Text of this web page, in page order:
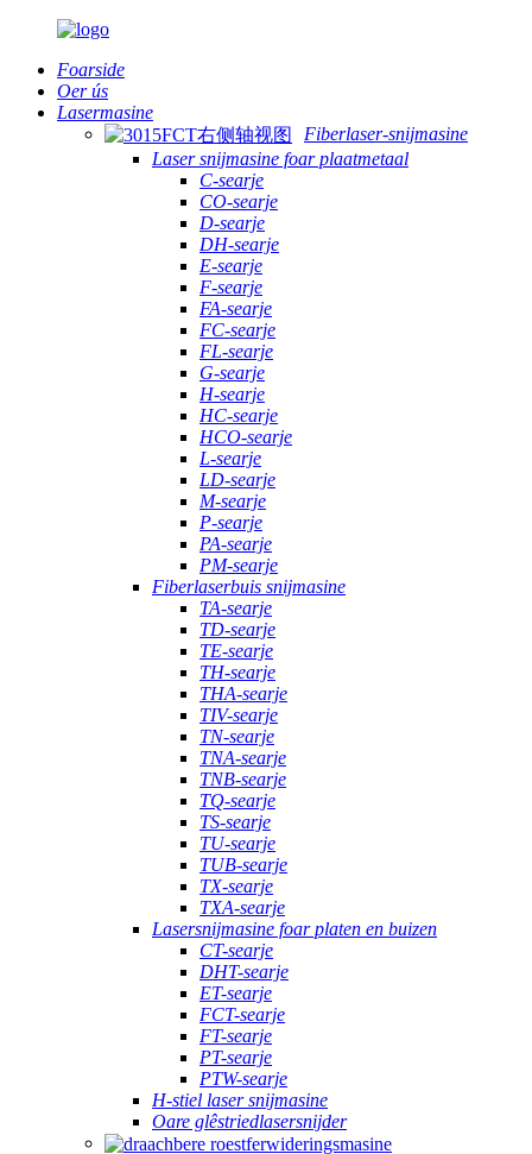
Foarside
Oer ús
Lasermasine
Fiberlaser-snijmasine
Laser snijmasine foar plaatmetaal
C-searje
CO-searje
D-searje
DH-searje
E-searje
F-searje
FA-searje
FC-searje
FL-searje
G-searje
H-searje
HC-searje
HCO-searje
L-searje
LD-searje
M-searje
P-searje
PA-searje
PM-searje
Fiberlaserbuis snijmasine
TA-searje
TD-searje
TE-searje
TH-searje
THA-searje
TIV-searje
TN-searje
TNA-searje
TNB-searje
TQ-searje
TS-searje
TU-searje
TUB-searje
TX-searje
TXA-searje
Lasersnijmasine foar platen en buizen
CT-searje
DHT-searje
ET-searje
FCT-searje
FT-searje
PT-searje
PTW-searje
H-stiel laser snijmasine
Oare glêstriedlasersnijder